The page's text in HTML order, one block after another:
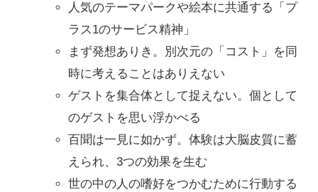
人気のテーマパークや絵本に共通する「プ
ラス1のサービス精神」
まず発想ありき。別次元の「コスト」を同
時に考えることはありえない
ゲストを集合体として捉えない。個として
のゲストを思い浮かべる
百聞は一見に如かず。体験は大脳皮質に蓄
えられ、3つの効果を生む
世の中の人の嗜好をつかむために行動する